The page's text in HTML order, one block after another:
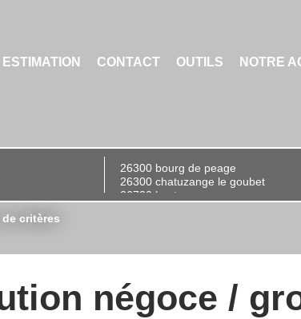
ESTIMATION CONTACT OUTILS NOTRE
de critères
négoce /